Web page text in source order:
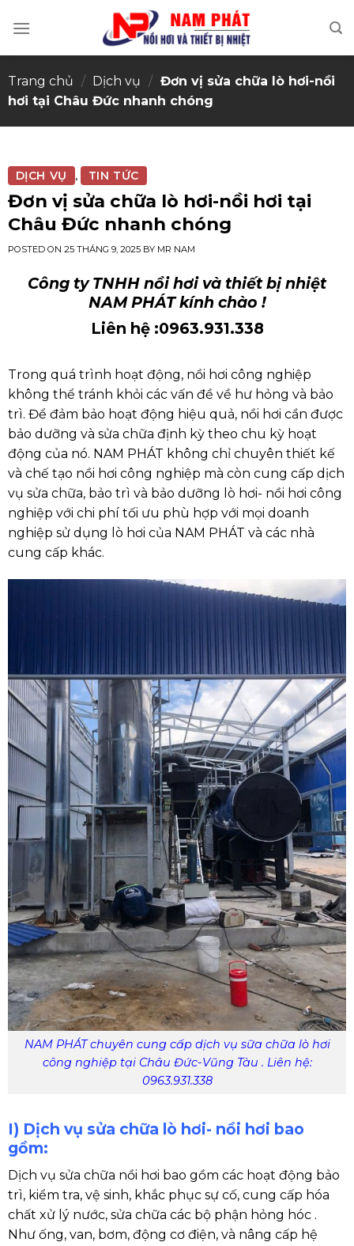
Trang chủ / Dịch vụ / Đơn vị sửa chữa lò hơi-nồi
hơi tại Châu Đức nhanh chóng
DỊCH VỤ , TIN TỨC
Đơn vị sửa chữa lò hơi-nồi hơi tại
Châu Đức nhanh chóng
POSTED ON 25 THÁNG 9, 2025BY MR NAM
Công ty TNHH nồi hơi và thiết bị nhiệt
NAM PHÁT kính chào !
Liên hệ :0963.931.338
Trong quá trình hoạt động, nồi hơi công nghiệp
không thể tránh khỏi các vấn đề về hư hỏng và bảo
trì. Để đảm bảo hoạt động hiệu quả, nồi hơi cần được
bảo dưỡng và sửa chữa định kỳ theo chu kỳ hoạt
động của nó. NAM PHÁT không chỉ chuyên thiết kế
và chế tạo nồi hơi công nghiệp mà còn cung cấp dịch
vụ sửa chữa, bảo trì và bảo dưỡng lò hơi- nồi hơi công
nghiệp với chi phí tối ưu phù hợp với mọi doanh
nghiệp sử dụng lò hơi của NAM PHÁT và các nhà
cung cấp khác.
NAM PHÁT chuyên cung cấp dịch vụ sữa chữa lò hơi
công nghiệp tại Châu Đức-Vũng Tàu . Liên hệ:
0963.931.338
I) Dịch vụ sửa chữa lò hơi- nồi hơi bao
gồm:
Dịch vụ sửa chữa nồi hơi bao gồm các hoạt động bảo
trì, kiểm tra, vệ sinh, khắc phục sự cố, cung cấp hóa
chất xử lý nước, sửa chữa các bộ phận hỏng hóc .
Như ống, van, bơm, động cơ điện, và nâng cấp hệ